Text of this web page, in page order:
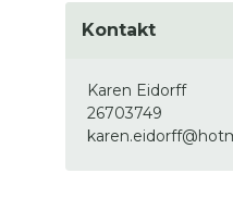
Kontakt
Karen Eidorff
26703749